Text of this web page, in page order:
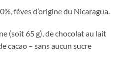
fèves d’origine du Nicaragua.
(soit 65 g), de chocolat au lait
cacao – sans aucun sucre